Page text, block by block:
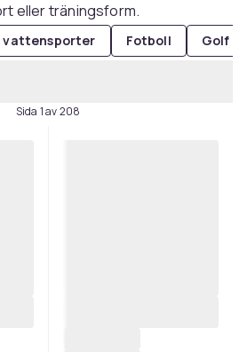
eller träningsform.
vattensporter Fotboll Golf
Sida 1 av 208